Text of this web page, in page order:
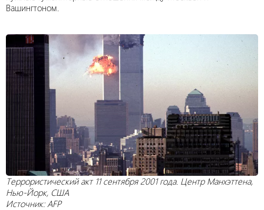
Вашингтоном.
Террористический акт 11 сентября 2001 года. Центр Манхэттена,
Нью-Йорк, США
Источник: AFP